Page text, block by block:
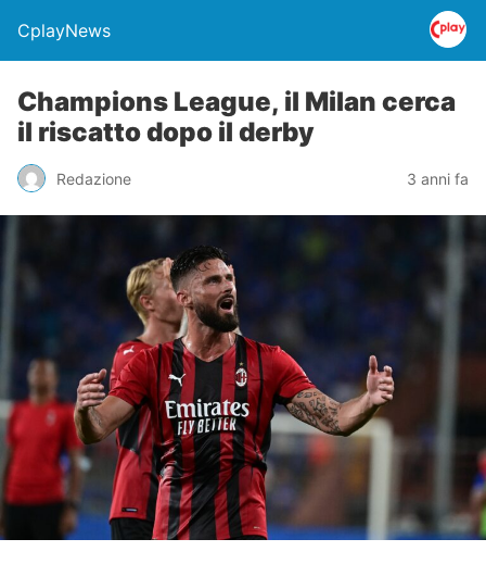
CplayNews
Champions League, il Milan cerca
il riscatto dopo il derby
Redazione 3 anni fa